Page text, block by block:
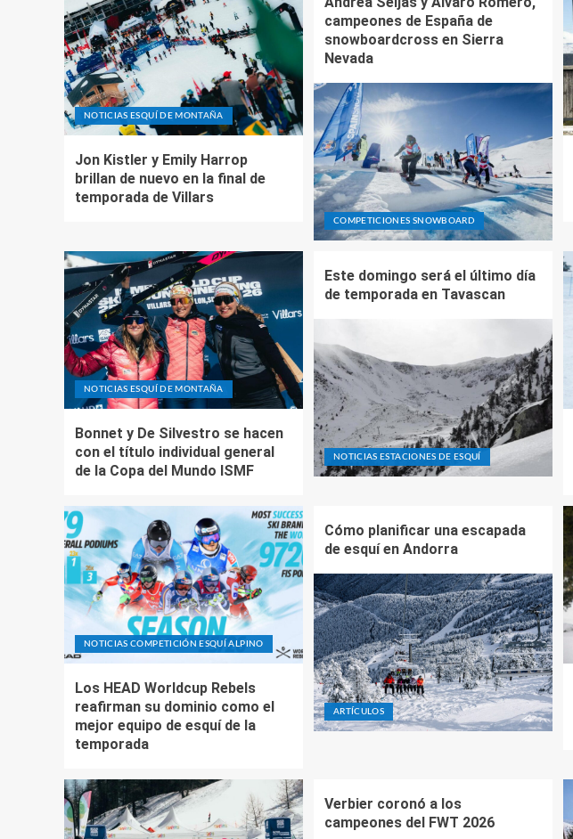
NOTICIAS ESQUÍ DE MONTAÑA
Jon Kistler y Emily Harrop
brillan de nuevo en la final de
temporada de Villars
COMPETICIONES SNOWBOARD
campeones de España de
snowboardcross en Sierra
Nevada
NOTICIAS ESQUÍ DE MONTAÑA
Bonnet y De Silvestro se hacen
con el título individual general
de la Copa del Mundo ISMF
NOTICIAS ESTACIONES DE ESQUÍ
Este domingo será el último día
de temporada en Tavascan
NOTICIAS COMPETICIÓN ESQUÍ ALPINO
Los HEAD Worldcup Rebels
reafirman su dominio como el
mejor equipo de esquí de la
temporada
ARTÍCULOS
Cómo planificar una escapada
de esquí en Andorra
Verbier coronó a los
campeones del FWT 2026